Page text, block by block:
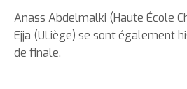
Anass Abdelmalki (Haute École
Ejja (ULiège) se sont également
de finale.